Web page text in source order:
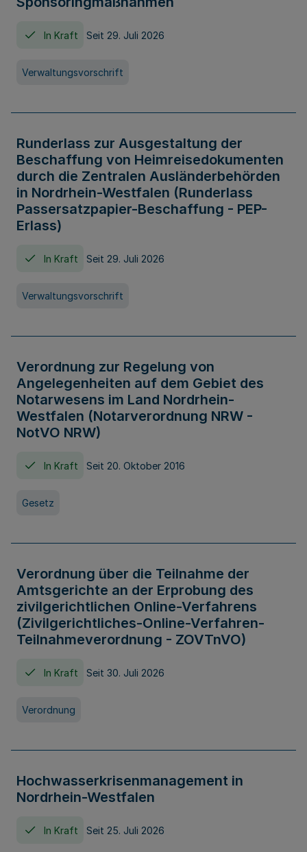
In Kraft Seit 29. Juli 2026
Verwaltungsvorschrift
Runderlass zur Ausgestaltung der
Beschaffung von Heimreisedokumenten
durch die Zentralen Ausländerbehörden
in Nordrhein-Westfalen (Runderlass
Passersatzpapier-Beschaffung - PEP-
Erlass)
In Kraft Seit 29. Juli 2026
Verwaltungsvorschrift
Verordnung zur Regelung von
Angelegenheiten auf dem Gebiet des
Notarwesens im Land Nordrhein-
Westfalen (Notarverordnung NRW -
NotVO NRW)
In Kraft Seit 20. Oktober 2016
Gesetz
Verordnung über die Teilnahme der
Amtsgerichte an der Erprobung des
zivilgerichtlichen Online-Verfahrens
(Zivilgerichtliches-Online-Verfahren-
Teilnahmeverordnung - ZOVTnVO)
In Kraft Seit 30. Juli 2026
Verordnung
Hochwasserkrisenmanagement in
Nordrhein-Westfalen
In Kraft Seit 25. Juli 2026